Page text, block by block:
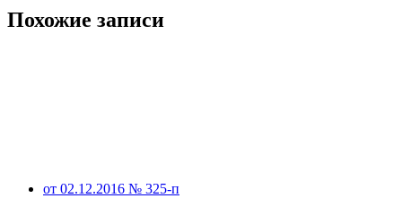
Похожие записи
от 02.12.2016 № 325-п